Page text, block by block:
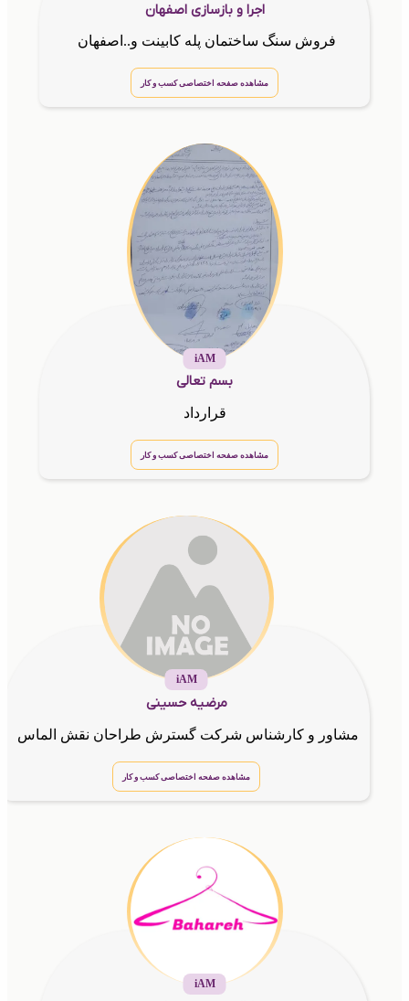
اجرا و بازسازی اصفهان
فروش سنگ ساختمان پله کابینت و..اصفهان
مشاهده صفحه اختصاصی کسب و کار
iAM
بسم تعالی
قرارداد
مشاهده صفحه اختصاصی کسب و کار
iAM
مرضیه حسینی
مشاور و کارشناس شرکت گسترش طراحان نقش الماس
مشاهده صفحه اختصاصی کسب و کار
iAM